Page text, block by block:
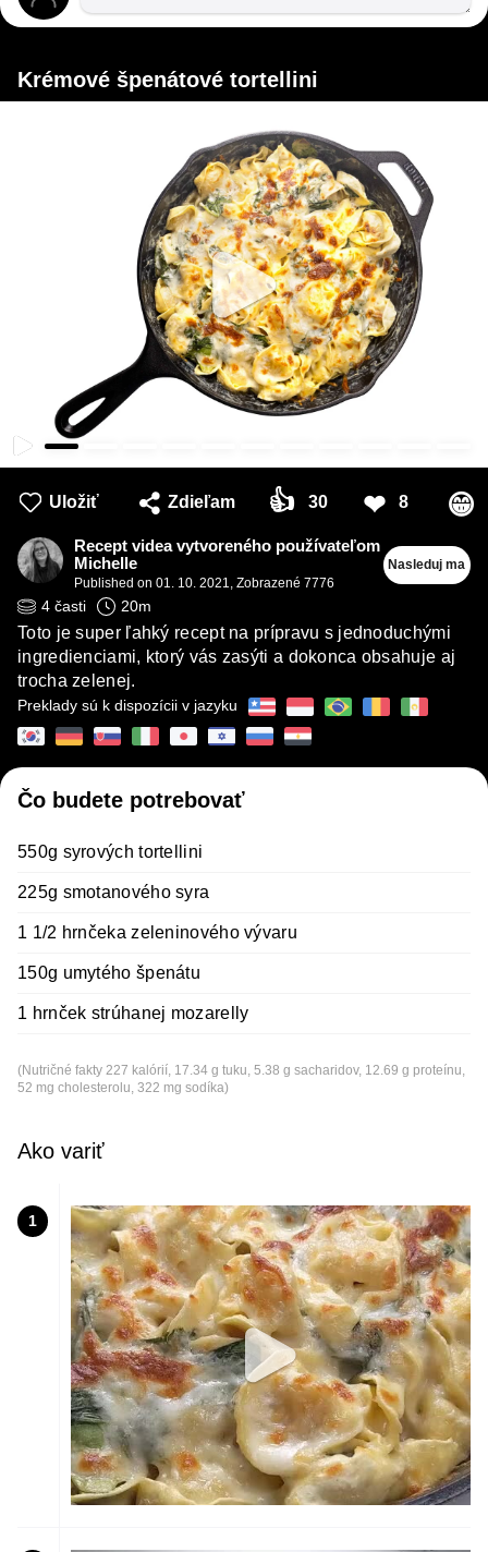
Krémové špenátové tortellini
Uložiť Zdieľam 👍 30 ❤ 8 😁
Recept videa vytvoreného používateľom
Michelle
Published on 01. 10. 2021, Zobrazené 7776
Nasleduj ma
4 časti 20m
Toto je super ľahký recept na prípravu s jednoduchými
ingredienciami, ktorý vás zasýti a dokonca obsahuje aj
trocha zelenej.
Preklady sú k dispozícii v jazyku
Čo budete potrebovať
550g syrových tortellini
225g smotanového syra
1 1/2 hrnčeka zeleninového vývaru
150g umytého špenátu
1 hrnček strúhanej mozarelly
(Nutričné fakty 227 kalórií, 17.34 g tuku, 5.38 g sacharidov, 12.69 g proteínu,
52 mg cholesterolu, 322 mg sodíka)
Ako variť
1